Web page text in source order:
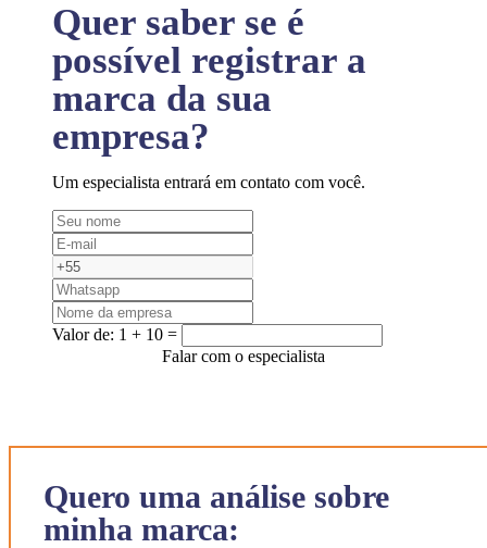
Quero uma análise sobre
minha marca:
Quer saber se é
possível registrar a
marca da sua
empresa?
Um especialista entrará em contato com você.
Valor de: 1 + 10 =
Falar com o especialista